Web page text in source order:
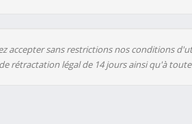
accepter sans restrictions nos conditions
rétractation légal de 14 jours ainsi qu'à